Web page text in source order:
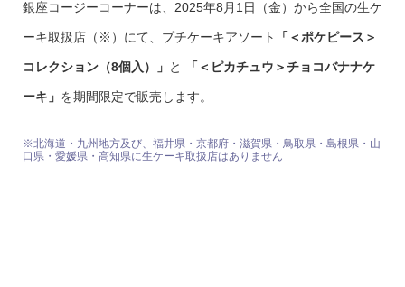
銀座コージーコーナーは、2025年8月1日（金）から全国の生ケ
ーキ取扱店（※）にて、プチケーキアソート 「＜ポケピース＞
コレクション（8個入）」 と 「＜ピカチュウ＞チョコバナナケ
ーキ」 を期間限定で販売します。
※北海道・九州地方及び、福井県・京都府・滋賀県・鳥取県・島根県・山
口県・愛媛県・高知県に生ケーキ取扱店はありません